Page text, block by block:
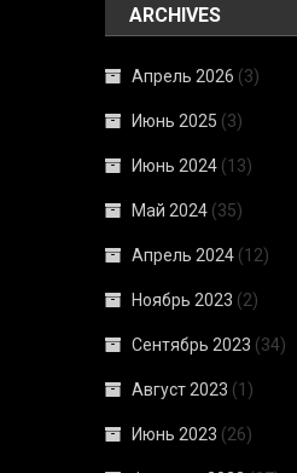
ARCHIVES
Апрель 2026 (3)
Июнь 2025 (3)
Июнь 2024 (13)
Май 2024 (35)
Апрель 2024 (12)
Ноябрь 2023 (2)
Сентябрь 2023 (34)
Август 2023 (1)
Июнь 2023 (26)